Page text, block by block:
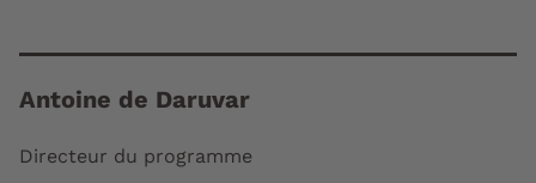
Antoine de Daruvar
Directeur du programme